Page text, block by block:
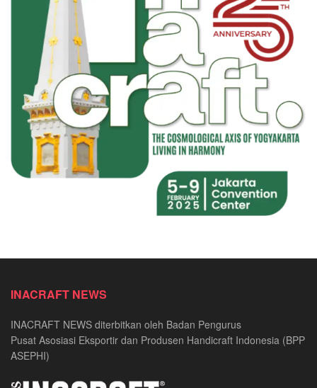
INACRAFT NEWS
INACRAFT NEWS diterbitkan oleh Badan Pengurus
Pusat Asosiasi Eksportir dan Produsen Handicraft Indonesia (BPP
ASEPHI)